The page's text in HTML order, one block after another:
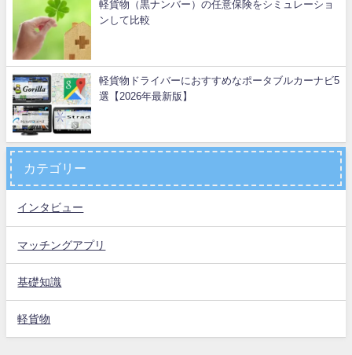
軽貨物（黒ナンバー）の任意保険をシミュレーショ
ンして比較
軽貨物ドライバーにおすすめなポータブルカーナビ5
選【2026年最新版】
カテゴリー
インタビュー
マッチングアプリ
基礎知識
軽貨物